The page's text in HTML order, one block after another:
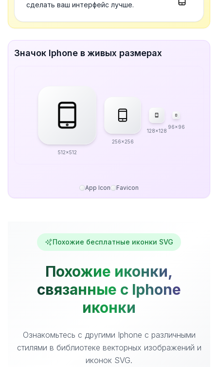
сделать ваш интерфейс лучше.
Значок Iphone в живых размерах
512x512
256x256
128x128
96x96
App Icon Favicon
Похожие бесплатные иконки SVG
Похожие иконки,
связанные с Iphone
иконки
Ознакомьтесь с другими Iphone с различными
стилями в библиотеке векторных изображений и
иконок SVG.